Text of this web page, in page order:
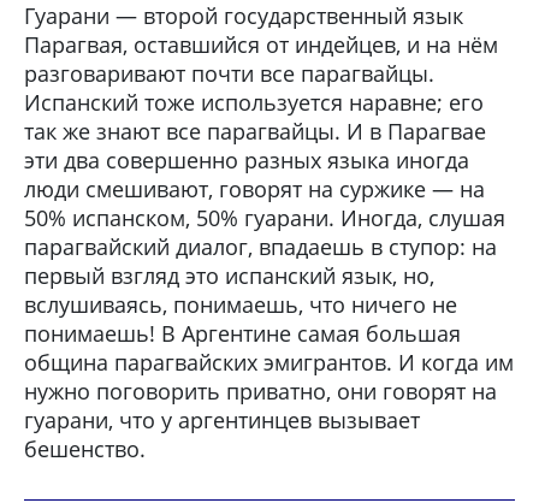
Гуарани — второй государственный язык
Парагвая, оставшийся от индейцев, и на нём
разговаривают почти все парагвайцы.
Испанский тоже используется наравне; его
так же знают все парагвайцы. И в Парагвае
эти два совершенно разных языка иногда
люди смешивают, говорят на суржике — на
50% испанском, 50% гуарани. Иногда, слушая
парагвайский диалог, впадаешь в ступор: на
первый взгляд это испанский язык, но,
вслушиваясь, понимаешь, что ничего не
понимаешь! В Аргентине самая большая
община парагвайских эмигрантов. И когда им
нужно поговорить приватно, они говорят на
гуарани, что у аргентинцев вызывает
бешенство.